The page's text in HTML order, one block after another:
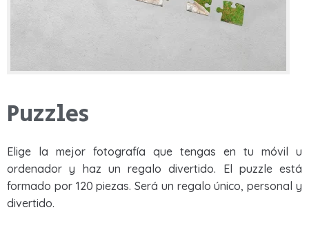
Puzzles
Elige la mejor fotografía que tengas en tu móvil u
ordenador y haz un regalo divertido. El puzzle está
formado por 120 piezas. Será un regalo único, personal y
divertido.
QUIENES SOMOS
¿PREGUNTAS?
APLICAR FILTROS